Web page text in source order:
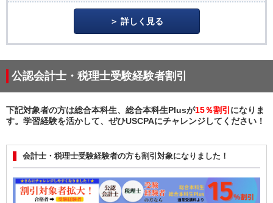
詳しく見る
公認会計士・税理士受験経験者割引
下記対象者の方は総合本科生、総合本科生Plusが15％割引 になりま
す。学習経験を活かして、ぜひUSCPAにチャレンジしてください！
会計士・税理士受験経験者の方も割引対象になりました！